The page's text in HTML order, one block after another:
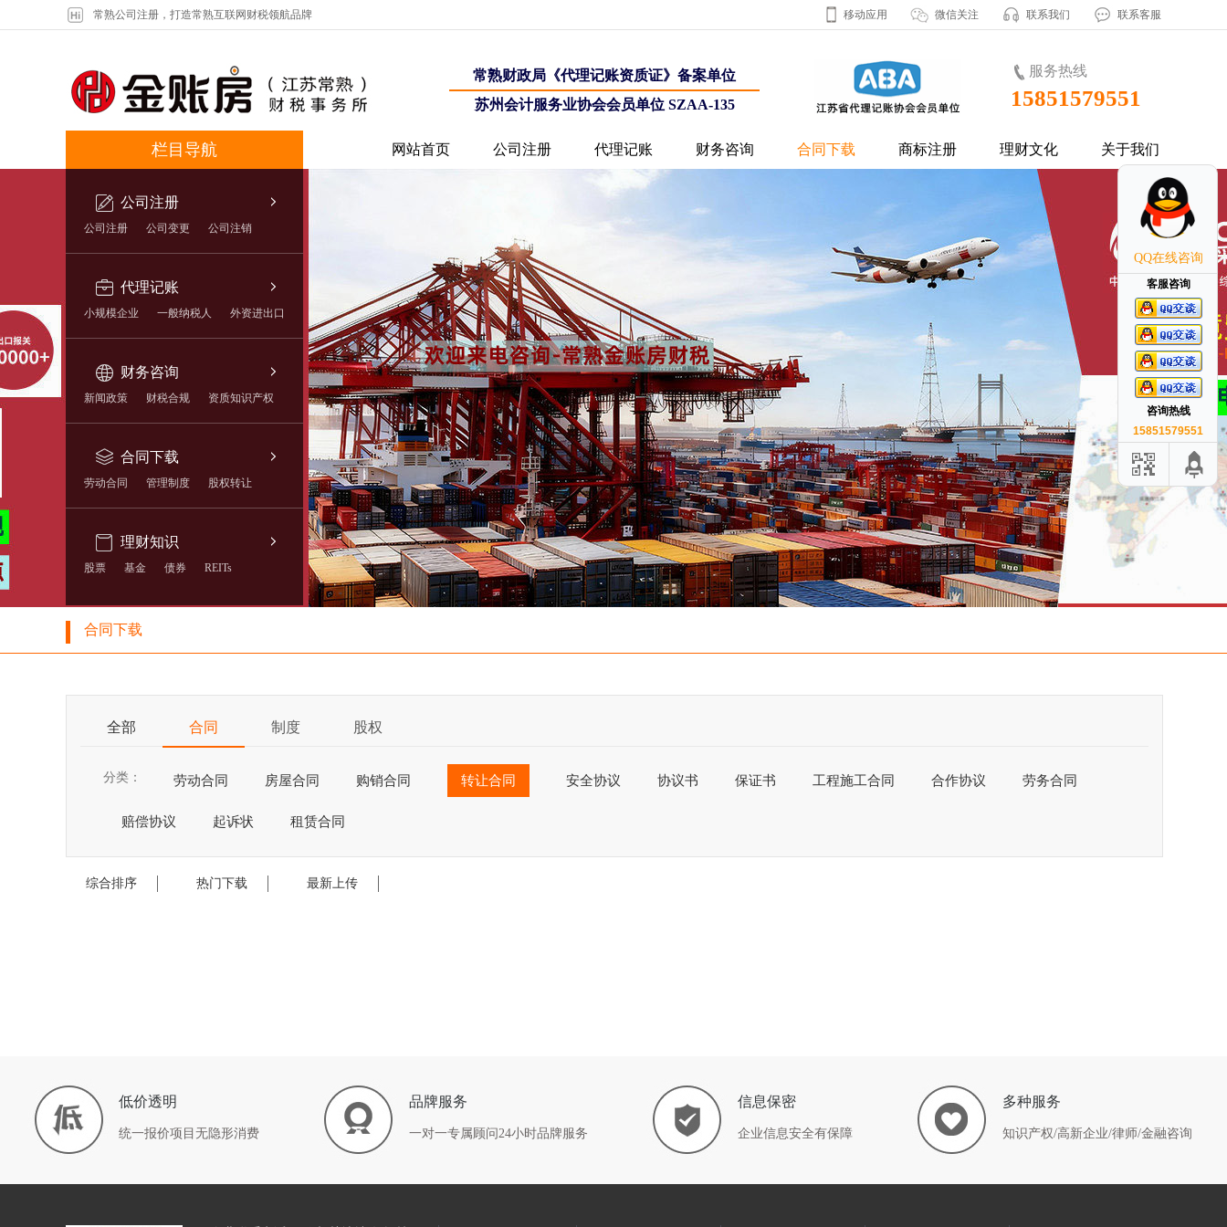
常熟公司注册，打造常熟互联网财税领航品牌 移动应用 微信关注 联系我们 联系客服
常熟财政局《代理记账资质证》备案单位
苏州会计服务业协会会员单位 SZAA-135
服务热线
15851579551
栏目导航 网站首页 公司注册 代理记账 财务咨询 合同下载 商标注册 理财文化 关于我们
公司注册
公司注册 公司变更 公司注销
代理记账
小规模企业 一般纳税人 外资进出口
财务咨询
新闻政策 财税合规 资质知识产权
合同下载
劳动合同 管理制度 股权转让
理财知识
股票 基金 债券 REITs
合同下载
全部 合同 制度 股权
分类： 劳动合同 房屋合同 购销合同 转让合同 安全协议 协议书 保证书 工程施工合同 合作协议 劳务合同
赔偿协议 起诉状 租赁合同
综合排序 热门下载 最新上传
低价透明
统一报价项目无隐形消费
品牌服务
一对一专属顾问24小时品牌服务
信息保密
企业信息安全有保障
多种服务
知识产权/高新企业/律师/金融咨询
QQ在线咨询
客服咨询
咨询热线
15851579551